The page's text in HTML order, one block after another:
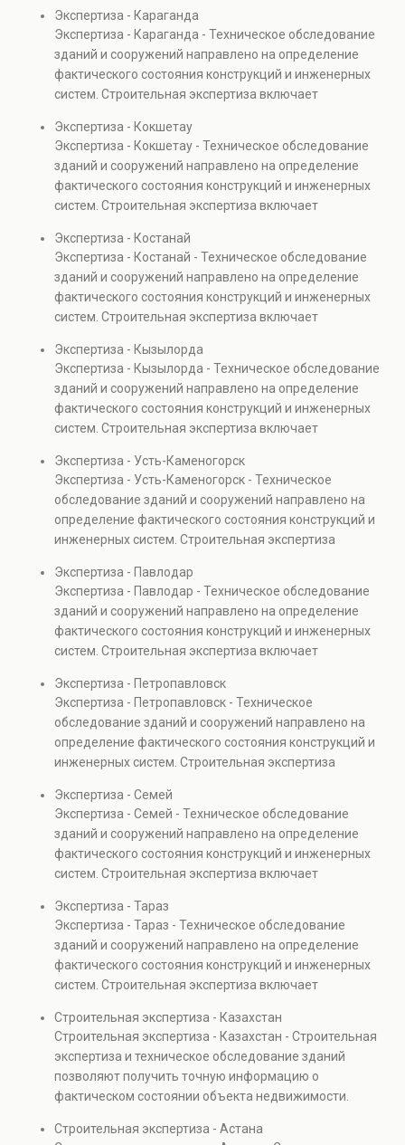
элементов и оценку эксплуатационной безопасности.
Услуга востребована при покупке недвижимости,
капитальном ремонте и реконструкции объектов, а
также при судебных разбирательствах и технических
проверках.
Экспертиза - Караганда
Экспертиза - Караганда - Техническое обследование
зданий и сооружений направлено на определение
фактического состояния конструкций и инженерных
систем. Строительная экспертиза включает
элементов и оценку эксплуатационной безопасности.
Услуга востребована при покупке недвижимости,
капитальном ремонте и реконструкции объектов, а
также при судебных разбирательствах и технических
проверках.
Экспертиза - Кокшетау
Экспертиза - Кокшетау - Техническое обследование
зданий и сооружений направлено на определение
фактического состояния конструкций и инженерных
систем. Строительная экспертиза включает
элементов и оценку эксплуатационной безопасности.
Услуга востребована при покупке недвижимости,
капитальном ремонте и реконструкции объектов, а
также при судебных разбирательствах и технических
проверках.
Экспертиза - Костанай
Экспертиза - Костанай - Техническое обследование
зданий и сооружений направлено на определение
фактического состояния конструкций и инженерных
систем. Строительная экспертиза включает
элементов и оценку эксплуатационной безопасности.
Услуга востребована при покупке недвижимости,
капитальном ремонте и реконструкции объектов, а
также при судебных разбирательствах и технических
проверках.
Экспертиза - Кызылорда
Экспертиза - Кызылорда - Техническое обследование
зданий и сооружений направлено на определение
фактического состояния конструкций и инженерных
систем. Строительная экспертиза включает
элементов и оценку эксплуатационной безопасности.
Услуга востребована при покупке недвижимости,
капитальном ремонте и реконструкции объектов, а
также при судебных разбирательствах и технических
проверках.
Экспертиза - Усть-Каменогорск
Экспертиза - Усть-Каменогорск - Техническое
обследование зданий и сооружений направлено на
определение фактического состояния конструкций и
инженерных систем. Строительная экспертиза
прочности элементов и оценку эксплуатационной
безопасности. Услуга востребована при покупке
недвижимости, капитальном ремонте и реконструкции
объектов, а также при судебных разбирательствах и
технических проверках.
Экспертиза - Павлодар
Экспертиза - Павлодар - Техническое обследование
зданий и сооружений направлено на определение
фактического состояния конструкций и инженерных
систем. Строительная экспертиза включает
элементов и оценку эксплуатационной безопасности.
Услуга востребована при покупке недвижимости,
капитальном ремонте и реконструкции объектов, а
также при судебных разбирательствах и технических
проверках.
Экспертиза - Петропавловск
Экспертиза - Петропавловск - Техническое
обследование зданий и сооружений направлено на
определение фактического состояния конструкций и
инженерных систем. Строительная экспертиза
прочности элементов и оценку эксплуатационной
безопасности. Услуга востребована при покупке
недвижимости, капитальном ремонте и реконструкции
объектов, а также при судебных разбирательствах и
технических проверках.
Экспертиза - Семей
Экспертиза - Семей - Техническое обследование
зданий и сооружений направлено на определение
фактического состояния конструкций и инженерных
систем. Строительная экспертиза включает
элементов и оценку эксплуатационной безопасности.
Услуга востребована при покупке недвижимости,
капитальном ремонте и реконструкции объектов, а
также при судебных разбирательствах и технических
проверках.
Экспертиза - Тараз
Экспертиза - Тараз - Техническое обследование
зданий и сооружений направлено на определение
фактического состояния конструкций и инженерных
систем. Строительная экспертиза включает
элементов и оценку эксплуатационной безопасности.
Услуга востребована при покупке недвижимости,
капитальном ремонте и реконструкции объектов, а
также при судебных разбирательствах и технических
проверках.
Строительная экспертиза - Казахстан
Строительная экспертиза - Казахстан - Строительная
экспертиза и техническое обследование зданий
позволяют получить точную информацию о
фактическом состоянии объекта недвижимости.
инженерных систем с выявлением скрытых дефектов
Строительная экспертиза - Астана